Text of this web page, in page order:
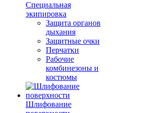
Специальная
экипировка
Защита органов
дыхания
Защитные очки
Перчатки
Рабочие
комбинезоны и
костюмы
Шлифование